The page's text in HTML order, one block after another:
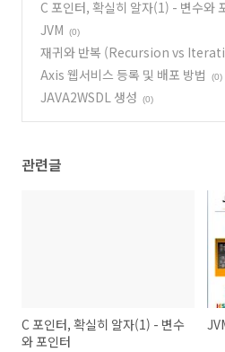
C 포인터, 확실히 알자(1) - 변수와
JVM (0)
재귀와 반복 (Recursion vs
Axis 웹서비스 등록 및 배포 방법 (0)
JAVA2WSDL 생성 (0)
관련글
C 포인터, 확실히 알자(1) - 변수
와 포인터